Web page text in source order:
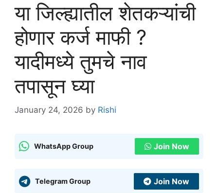
या जिल्ह्यातील शेतकऱ्यांची
होणार कर्ज माफी ?
यादीमध्ये तुमचे नाव
तपासून घ्या
January 24, 2026 by Rishi
WhatsApp Group Join Now
Telegram Group Join Now